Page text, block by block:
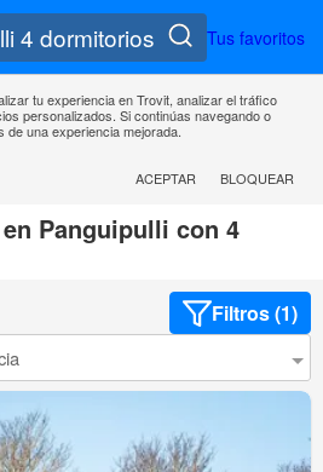
Tus favoritos
tu experiencia en Trovit, analizar el tráfico
personalizados. Si continúas navegando o
una experiencia mejorada.
ACEPTAR
BLOQUEAR
Panguipulli con 4
Filtros (1)